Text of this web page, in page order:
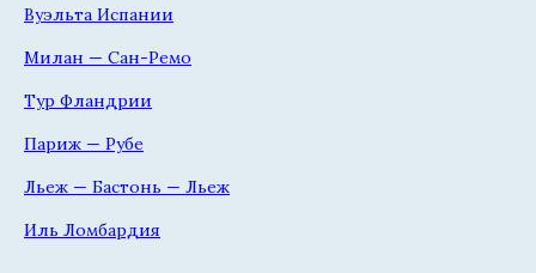
Вуэльта Испании
Милан — Сан-Ремо
Тур Фландрии
Париж — Рубе
Льеж — Бастонь — Льеж
Иль Ломбардия